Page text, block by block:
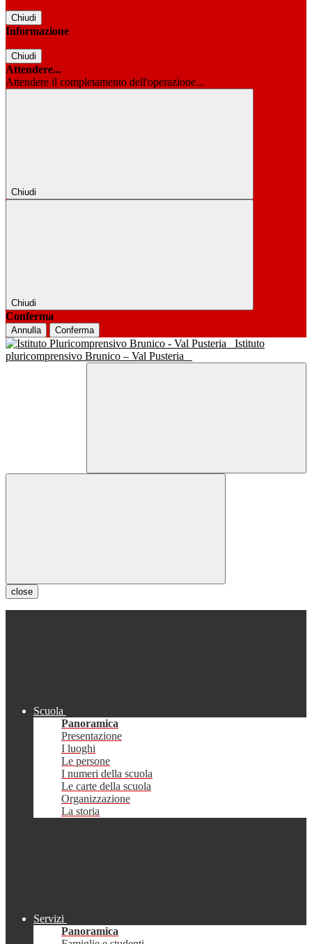
Chiudi
Informazione
Chiudi
Attendere...
Attendere il completamento dell'operazione...
Chiudi
Chiudi
Conferma
Annulla Conferma
Istituto
pluricomprensivo Brunico – Val Pusteria
close
Scuola
Panoramica
Presentazione
I luoghi
Le persone
I numeri della scuola
Le carte della scuola
Organizzazione
La storia
Servizi
Panoramica